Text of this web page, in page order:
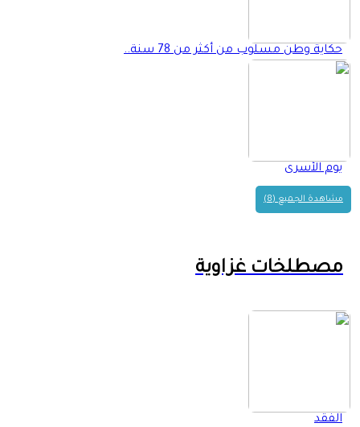
حكاية وطن مسلوب من أكثر من 78 سنة..
يوم الأسرى
مشاهدة الجميع (8)
مصطلخات غزاوية
الفقد